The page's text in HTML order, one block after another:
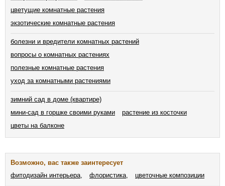
цветущие комнатные растения
экзотические комнатные растения
болезни и вредители комнатных растений
вопросы о комнатных растениях
полезные комнатные растения
уход за комнатными растениями
зимний сад в доме (квартире)
мини-сад в горшке своими руками
растение из косточки
цветы на балконе
Возможно, вас также заинтересует
фитодизайн интерьера,
флористика, цветочные композиции